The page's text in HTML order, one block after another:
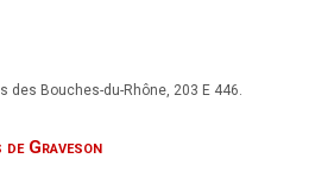
des Bouches-du-Rhône, 203 E 446.
Graveson